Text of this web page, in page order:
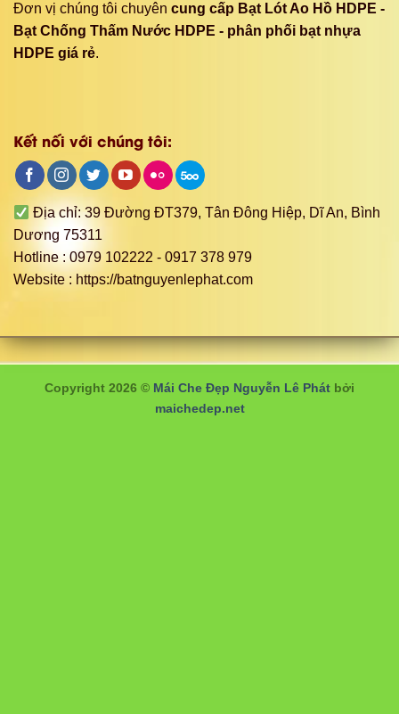
Đơn vị chúng tôi chuyên cung cấp Bạt Lót Ao Hồ HDPE -
Bạt Chống Thấm Nước HDPE - phân phối bạt nhựa
HDPE giá rẻ.
Kết nối với chúng tôi:
Địa chỉ: 39 Đường ĐT379, Tân Đông Hiệp, Dĩ An, Bình
Dương 75311
Hotline : 0979 102222 - 0917 378 979
Website : https://batnguyenlephat.com
Copyright 2026 © Mái Che Đẹp Nguyễn Lê Phát bởi
maichedep.net